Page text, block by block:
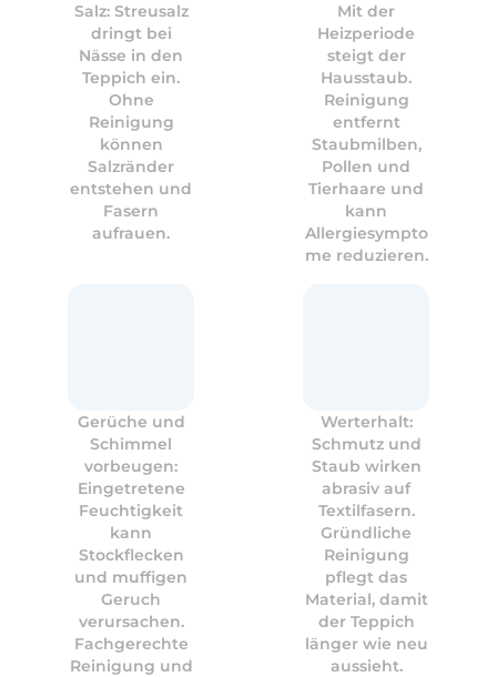
Salz: Streusalz
dringt bei
Nässe in den
Teppich ein.
Ohne
Reinigung
können
Salzränder
entstehen und
Fasern
aufrauen.
Mit der
Heizperiode
steigt der
Hausstaub.
Reinigung
entfernt
Staubmilben,
Pollen und
Tierhaare und
kann
Allergiesympto
me reduzieren.
Gerüche und
Schimmel
vorbeugen:
Eingetretene
Feuchtigkeit
kann
Stockflecken
und muffigen
Geruch
verursachen.
Fachgerechte
Reinigung und
Werterhalt:
Schmutz und
Staub wirken
abrasiv auf
Textilfasern.
Gründliche
Reinigung
pflegt das
Material, damit
der Teppich
länger wie neu
aussieht.